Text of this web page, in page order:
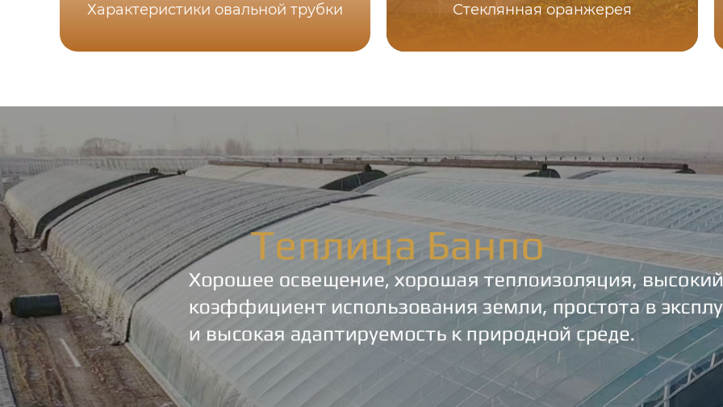
Характеристики овальной трубки Стеклянная оранжерея